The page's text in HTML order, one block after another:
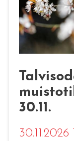
30.11.